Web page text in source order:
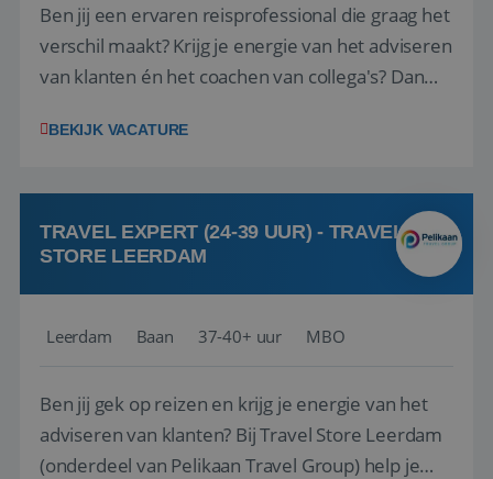
Ben jij een ervaren reisprofessional die graag het
verschil maakt? Krijg je energie van het adviseren
van klanten én het coachen van collega's? Dan
(onderdeel van Pelikaan Travel Group) zoeken
team het reisbureau verder...
BEKIJK VACATURE
TRAVEL EXPERT (24-39 UUR) - TRAVEL
STORE LEERDAM
Leerdam Baan 37-40+ uur MBO
Ben jij gek op reizen en krijg je energie van het
adviseren van klanten? Bij Travel Store Leerdam
(onderdeel van Pelikaan Travel Group) help je